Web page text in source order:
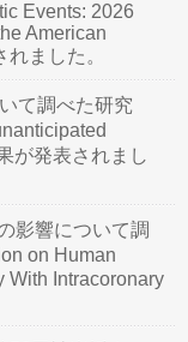
Events: 2026
American
ました。
て調べた研究
が発表されまし
影響について調
on Human
With Intracoronary